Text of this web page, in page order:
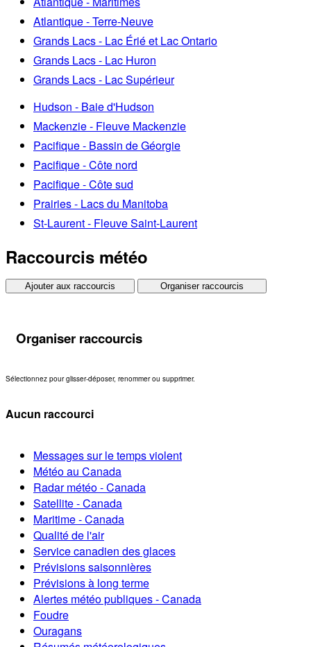
Atlantique - Terre-Neuve
Grands Lacs - Lac Érié et Lac Ontario
Grands Lacs - Lac Huron
Grands Lacs - Lac Supérieur
Hudson - Baie d'Hudson
Mackenzie - Fleuve Mackenzie
Pacifique - Bassin de Géorgie
Pacifique - Côte nord
Pacifique - Côte sud
Prairies - Lacs du Manitoba
St-Laurent - Fleuve Saint-Laurent
Raccourcis météo
Ajouter aux raccourcis Organiser raccourcis
Organiser raccourcis
Sélectionnez pour glisser-déposer, renommer ou supprimer.
Aucun raccourci
Messages sur le temps violent
Météo au Canada
Radar météo - Canada
Satellite - Canada
Maritime - Canada
Qualité de l'air
Service canadien des glaces
Prévisions saisonnières
Prévisions à long terme
Alertes météo publiques - Canada
Foudre
Ouragans